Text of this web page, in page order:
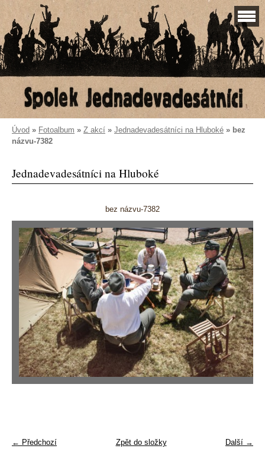
Úvod » Fotoalbum » Z akcí » Jednadevadesátníci na Hluboké » bez
názvu-7382
Jednadevadesátníci na Hluboké
bez názvu-7382
← Předchozí Další →
Zpět do složky